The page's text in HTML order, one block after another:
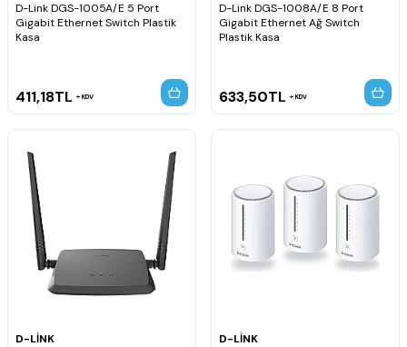
D-Link DGS-1005A/E 5 Port
Gigabit Ethernet Switch Plastik
Kasa
411,18TL KDV
D-Link DGS-1008A/E 8 Port
Gigabit Ethernet Ağ Switch
Plastik Kasa
633,50TL KDV
D-LİNK
D-LİNK